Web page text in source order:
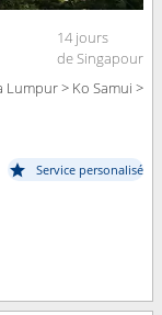
14 jours
de Singapour
Lumpur > Ko Samui >
Service personalisé